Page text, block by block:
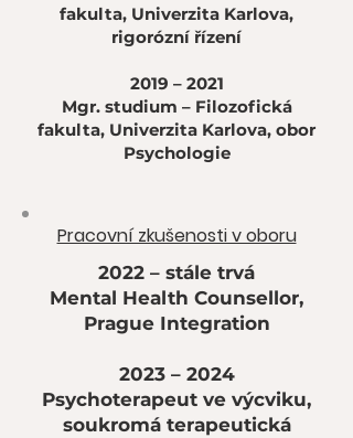
fakulta, Univerzita Karlova,
rigorózní řízení
2019 – 2021
Mgr. studium – Filozofická
fakulta, Univerzita Karlova, obor
Psychologie
Pracovní zkušenosti v oboru
2022 – stále trvá
Mental Health Counsellor,
Prague Integration
2023 – 2024
Psychoterapeut ve výcviku,
soukromá terapeutická